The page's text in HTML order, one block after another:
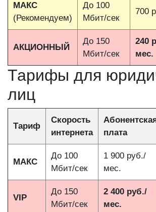
МАКС
(Рекомендуем)
До 100
Мбит/сек
700
АКЦИОННЫЙ
До 150
Мбит/сек
240
мес.
Тарифы для
лиц
Тариф
Скорость
интернета
плата
МАКС
До 100
Мбит/сек
1 900 руб./
мес.
VIP
До 150
Мбит/сек
2 400 руб./
мес.